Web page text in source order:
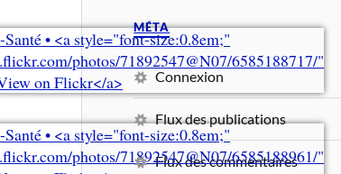
MÉTA
Connexion
Flux des publications
Flux des commentaires